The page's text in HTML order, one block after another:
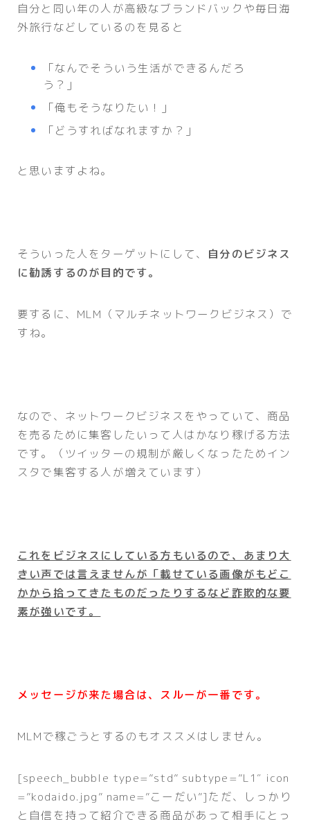
自分と同い年の人が高級なブランドバックや毎日海
外旅行などしているのを見ると
「なんでそういう生活ができるんだろ
う？」
「俺もそうなりたい！」
「どうすればなれますか？」
と思いますよね。
そういった人をターゲットにして、 自分のビジネス
に勧誘するのが目的です。
要するに、MLM（マルチネットワークビジネス）で
すね。
なので、ネットワークビジネスをやっていて、商品
を売るために集客したいって人はかなり稼げる方法
です。（ツイッターの規制が厳しくなったためイン
スタで集客する人が増えています）
これをビジネスにしている方もいるので、あまり大
きい声では言えませんが「載せている画像がもどこ
かから拾ってきたものだったりするなど詐欺的な要
素が強いです。
メッセージが来た場合は、スルーが一番です。
MLMで稼ごうとするのもオススメはしません。
[speech_bubble type=”std” subtype=”L1″ icon
=”kodaido.jpg” name=”こーだい”]ただ、しっかり
と自信を持って紹介できる商品があって相手にとっ